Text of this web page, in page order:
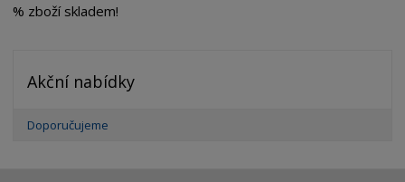
% zboží skladem!
Akční nabídky
Doporučujeme